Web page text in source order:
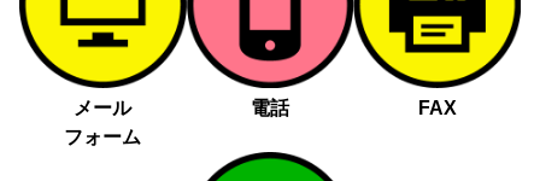
メール
フォーム
電話 FAX